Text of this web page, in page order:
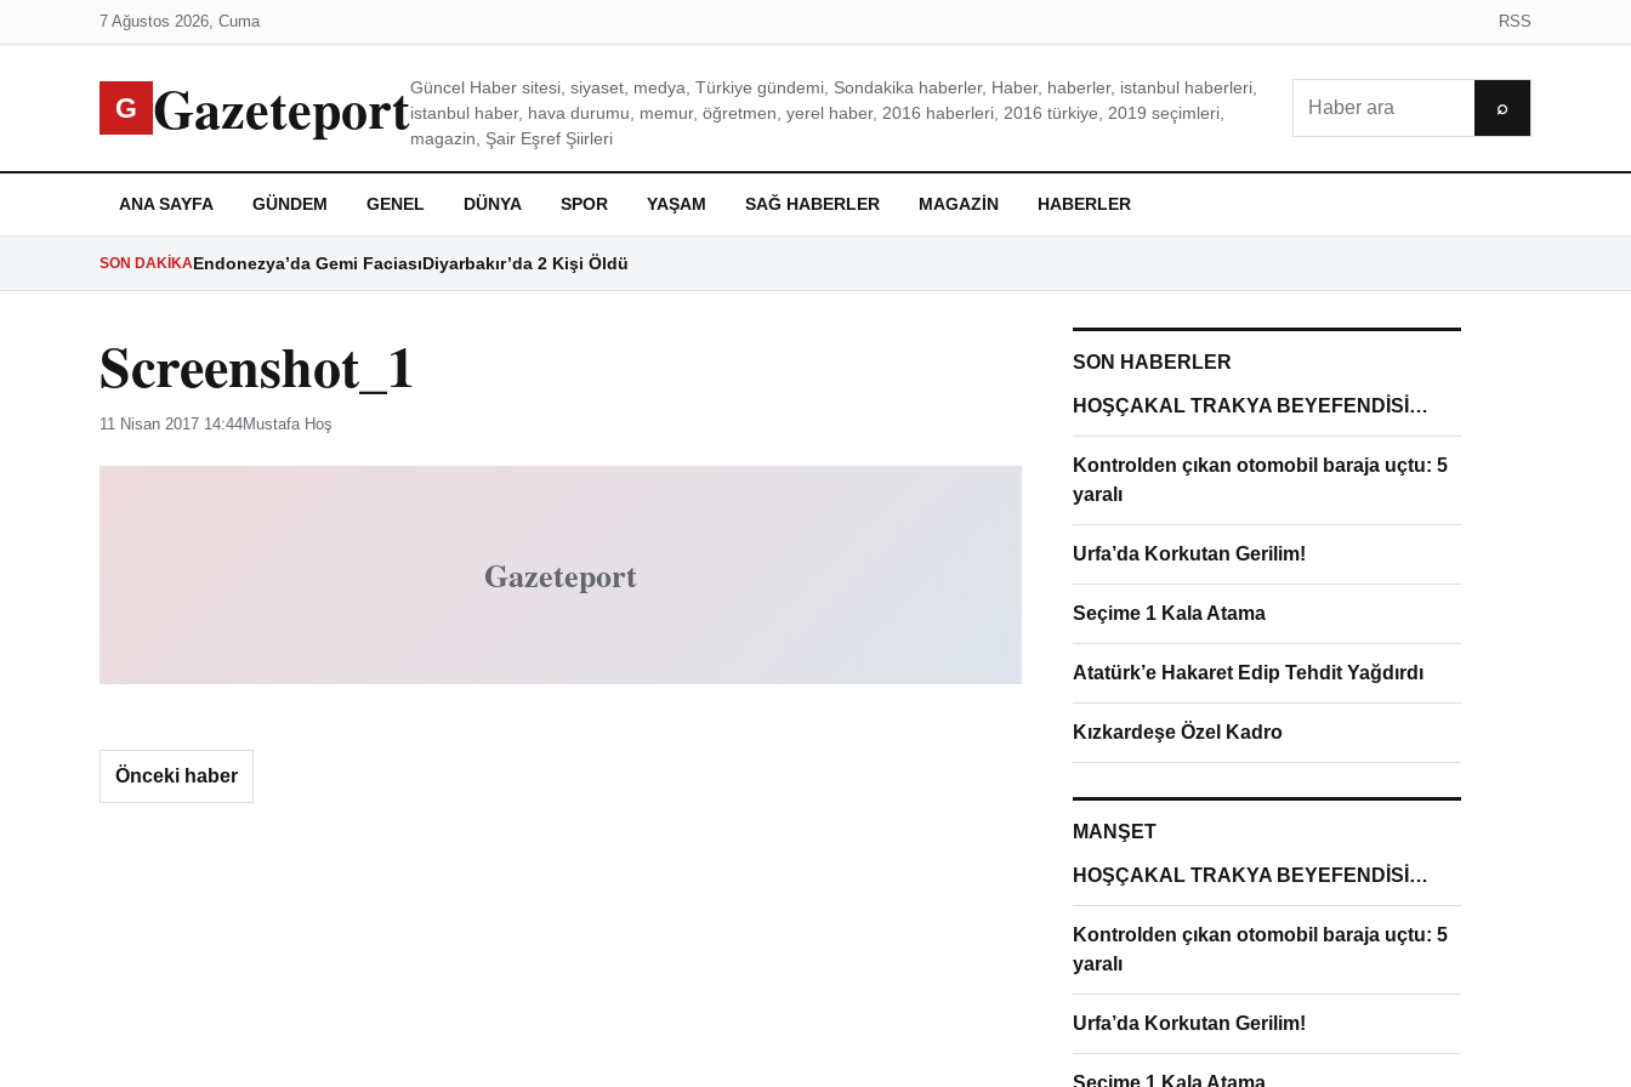
7 Ağustos 2026, Cuma RSS
G GazeteportGüncel Haber sitesi, siyaset, medya, Türkiye gündemi, Sondakika haberler, Haber, haberler, istanbul haberleri,
istanbul haber, hava durumu, memur, öğretmen, yerel haber, 2016 haberleri, 2016 türkiye, 2019 seçimleri,
magazin, Şair Eşref Şiirleri
⌕
ANA SAYFA GÜNDEM GENEL DÜNYA SPOR YAŞAM SAĞ HABERLER MAGAZIN HABERLER
SON DAKIKAEndonezya’da Gemi FaciasıDiyarbakır’da 2 Kişi Öldü
Screenshot_1
11 Nisan 2017 14:44Mustafa Hoş
Gazeteport
Önceki haber
SON HABERLER
HOŞÇAKAL TRAKYA BEYEFENDİSİ…
Kontrolden çıkan otomobil baraja uçtu: 5
yaralı
Urfa’da Korkutan Gerilim!
Seçime 1 Kala Atama
Atatürk’e Hakaret Edip Tehdit Yağdırdı
Kızkardeşe Özel Kadro
MANŞET
HOŞÇAKAL TRAKYA BEYEFENDİSİ…
Kontrolden çıkan otomobil baraja uçtu: 5
yaralı
Urfa’da Korkutan Gerilim!
Seçime 1 Kala Atama